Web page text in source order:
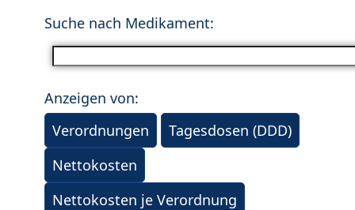
Suche nach Medikament:
Anzeigen von:
Verordnungen
Tagesdosen (DDD)
Nettokosten
Nettokosten je Verordnung